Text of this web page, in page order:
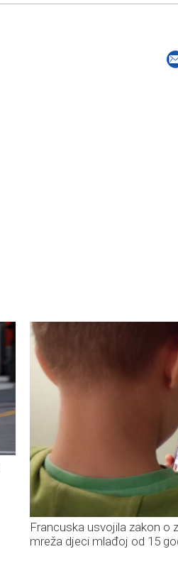
Francuska usvojila zakon o
mreža djeci mlađoj od 15